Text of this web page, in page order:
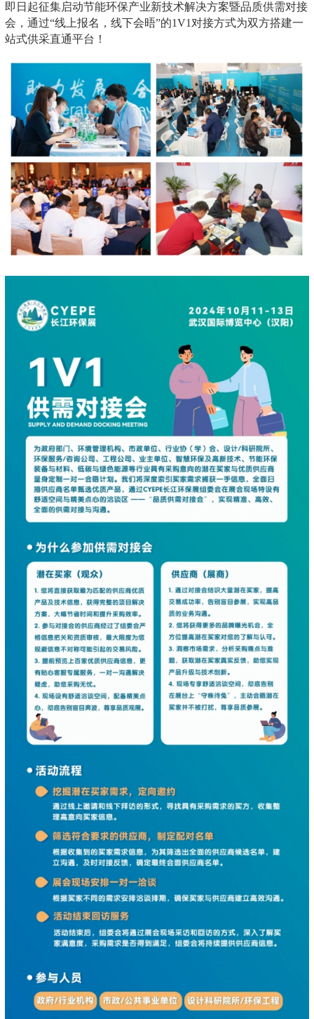
即日起征集启动节能环保产业新技术解决方案暨品质供需对接
会，通过“线上报名，线下会晤”的1V1对接方式为双方搭建一
站式供采直通平台！